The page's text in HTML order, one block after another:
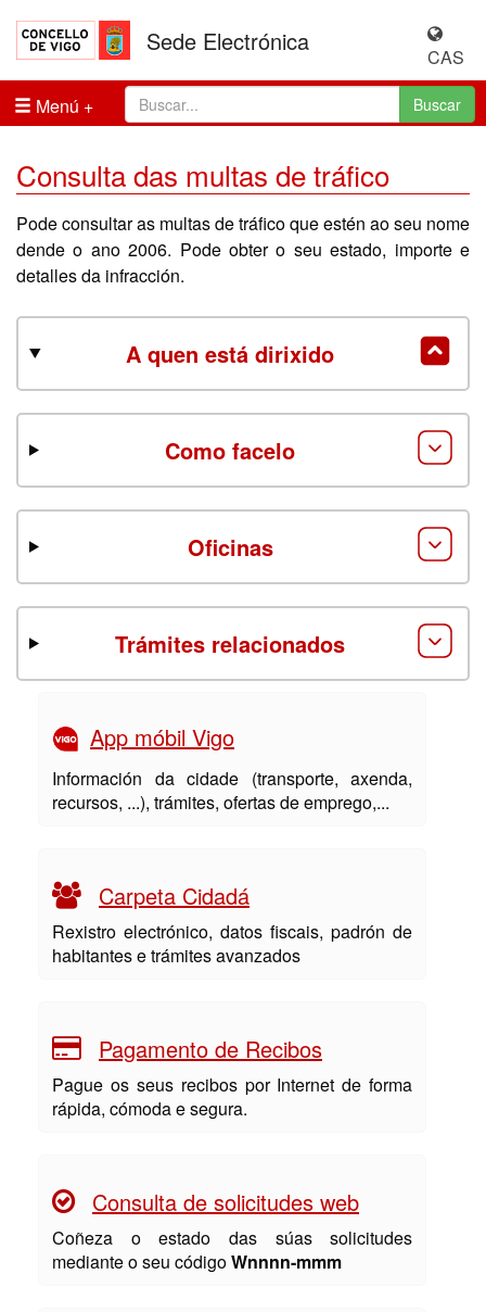
Sede Electrónica
CAS
Menú
Buscar
Consulta das multas de tráfico
Pode consultar as multas de tráfico que estén ao seu nome
dende o ano 2006. Pode obter o seu estado, importe e
detalles da infracción.
A quen está dirixido
Como facelo
Oficinas
Trámites relacionados
App móbil Vigo
Información da cidade (transporte, axenda,
recursos, ...), trámites, ofertas de emprego,...
Carpeta Cidadá
Rexistro electrónico, datos fiscais, padrón de
habitantes e trámites avanzados
Pagamento de Recibos
Pague os seus recibos por Internet de forma
rápida, cómoda e segura.
Consulta de solicitudes web
Coñeza o estado das súas solicitudes
mediante o seu códigoWnnnn-mmm